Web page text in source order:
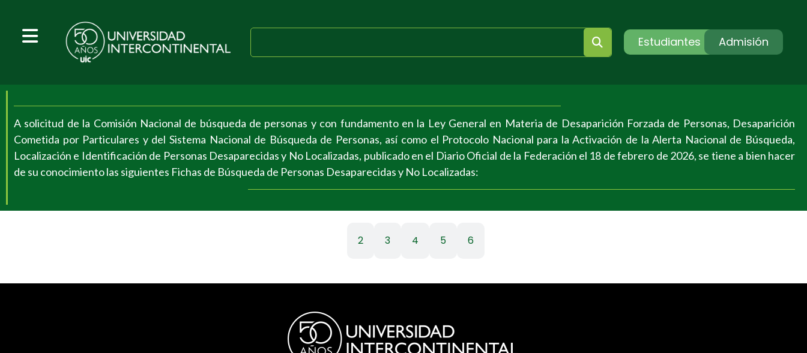
Estudiantes Admisión
A solicitud de la Comisión Nacional de búsqueda de personas y con fundamento en la Ley General en Materia de Desaparición Forzada de Personas, Desaparición
Cometida por Particulares y del Sistema Nacional de Búsqueda de Personas, así como el Protocolo Nacional para la Activación de la Alerta Nacional de Búsqueda,
Localización e Identificación de Personas Desaparecidas y No Localizadas, publicado en el Diario Oficial de la Federación el 18 de febrero de 2026, se tiene a bien hacer
de su conocimiento las siguientes Fichas de Búsqueda de Personas Desaparecidas y No Localizadas:
2 3 4 5 6